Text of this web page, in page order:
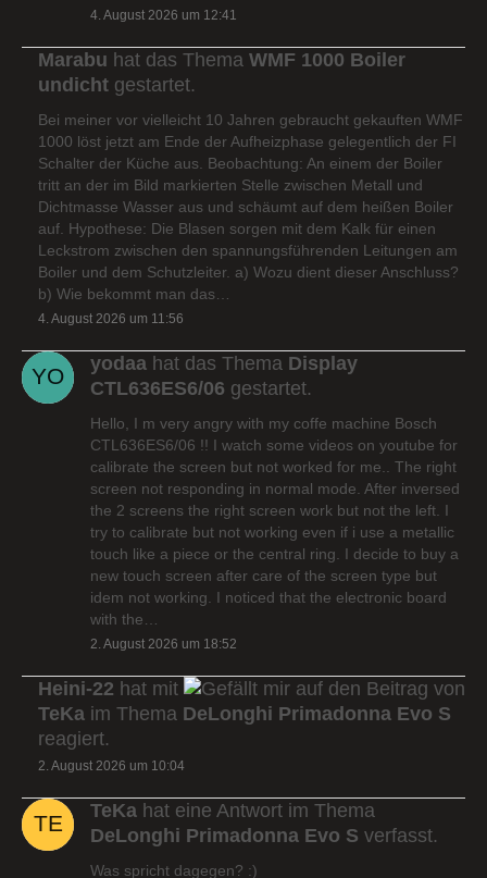
4. August 2026 um 12:41
Marabu hat das Thema WMF 1000 Boiler
undicht gestartet.
Bei meiner vor vielleicht 10 Jahren gebraucht gekauften WMF
1000 löst jetzt am Ende der Aufheizphase gelegentlich der FI
Schalter der Küche aus. Beobachtung: An einem der Boiler
tritt an der im Bild markierten Stelle zwischen Metall und
Dichtmasse Wasser aus und schäumt auf dem heißen Boiler
auf. Hypothese: Die Blasen sorgen mit dem Kalk für einen
Leckstrom zwischen den spannungsführenden Leitungen am
Boiler und dem Schutzleiter. a) Wozu dient dieser Anschluss?
b) Wie bekommt man das…
4. August 2026 um 11:56
yodaa hat das Thema Display
CTL636ES6/06 gestartet.
Hello, I m very angry with my coffe machine Bosch
CTL636ES6/06 !! I watch some videos on youtube for
calibrate the screen but not worked for me.. The right
screen not responding in normal mode. After inversed
the 2 screens the right screen work but not the left. I
try to calibrate but not working even if i use a metallic
touch like a piece or the central ring. I decide to buy a
new touch screen after care of the screen type but
idem not working. I noticed that the electronic board
with the…
2. August 2026 um 18:52
Heini-22 hat mit
auf den Beitrag von
TeKa im Thema DeLonghi Primadonna Evo S
reagiert.
2. August 2026 um 10:04
TeKa hat eine Antwort im Thema
DeLonghi Primadonna Evo S verfasst.
Was spricht dagegen? :)